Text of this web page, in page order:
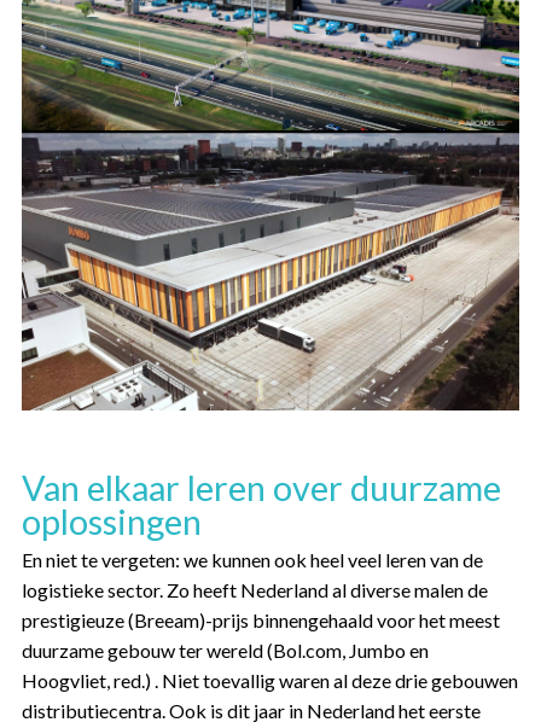
Van elkaar leren over duurzame
oplossingen
En niet te vergeten: we kunnen ook heel veel leren van de
logistieke sector. Zo heeft Nederland al diverse malen de
prestigieuze (Breeam)-prijs binnengehaald voor het meest
duurzame gebouw ter wereld (Bol.com, Jumbo en
Hoogvliet, red.) . Niet toevallig waren al deze drie gebouwen
distributiecentra. Ook is dit jaar in Nederland het eerste